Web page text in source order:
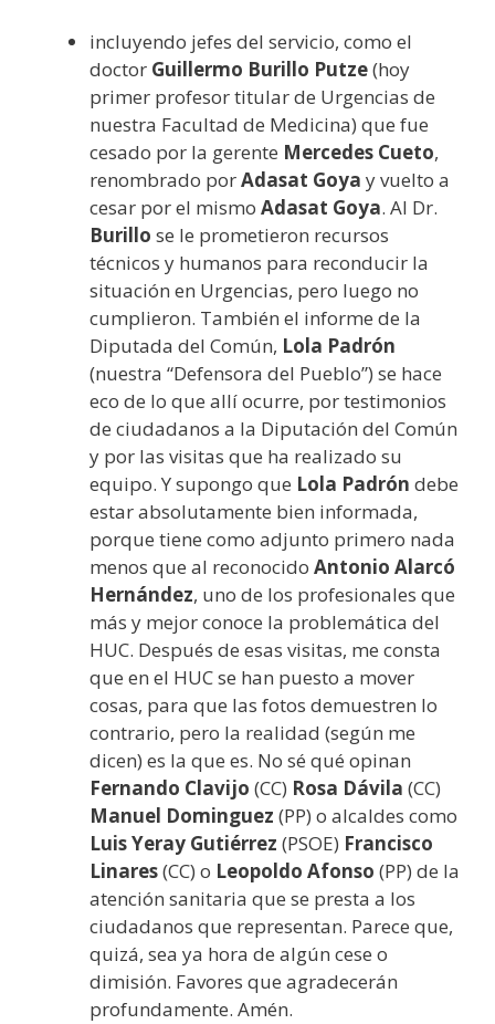
incluyendo jefes del servicio, como el
doctor Guillermo Burillo Putze(hoy
primer profesor titular de Urgencias de
nuestra Facultad de Medicina) que fue
cesado por la gerente Mercedes Cueto,
renombrado porAdasat Goya y vuelto a
cesar por el mismo Adasat Goya. Al Dr.
Burillo se le prometieron recursos
técnicos y humanos para reconducir la
situación en Urgencias, pero luego no
cumplieron. También el informe de la
Diputada del Común, Lola Padrón
(nuestra “Defensora del Pueblo”) se hace
eco de lo que allí ocurre, por testimonios
de ciudadanos a la Diputación del Común
y por las visitas que ha realizado su
equipo. Y supongo que Lola Padrón debe
estar absolutamente bien informada,
porque tiene como adjunto primero nada
menos que al reconocido Antonio Alarcó
Hernández, uno de los profesionales que
más y mejor conoce la problemática del
HUC. Después de esas visitas, me consta
que en el HUC se han puesto a mover
cosas, para que las fotos demuestren lo
contrario, pero la realidad (según me
dicen) es la que es. No sé qué opinan
Fernando Clavijo (CC) Rosa Dávila (CC)
Manuel Dominguez (PP) o alcaldes como
Luis Yeray Gutiérrez (PSOE) Francisco
Linares(CC) o Leopoldo Afonso (PP) de la
atención sanitaria que se presta a los
ciudadanos que representan. Parece que,
quizá, sea ya hora de algún cese o
dimisión. Favores que agradecerán
profundamente. Amén.